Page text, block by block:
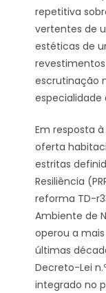
repetitiva
vertentes de
estéticas de
escrutinação
especialidade
Em resposta
oferta
estritas
Resiliência
reforma TD-
Ambiente de
operou a
últimas
Decreto-Lei
integrado no